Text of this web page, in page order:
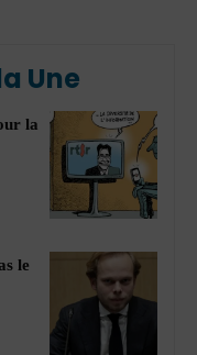
Une
la
le